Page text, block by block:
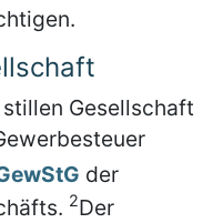
Gesellschaft
der
2Der